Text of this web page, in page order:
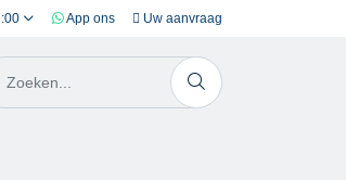
App ons Uw aanvraag